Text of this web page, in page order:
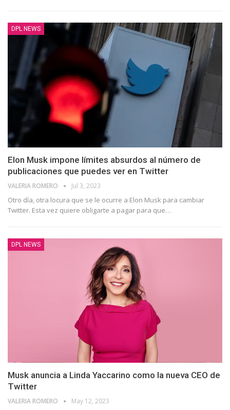
DPL NEWS
Elon Musk impone límites absurdos al número de
publicaciones que puedes ver en Twitter
VALERIA ROMERO Jul 3, 2023
Otro día, otra locura que se le ocurre a Elon Musk para cambiar
Twitter. Esta vez quiere obligarte a pagar para que…
DPL NEWS
Musk anuncia a Linda Yaccarino como la nueva CEO de
Twitter
VALERIA ROMERO May 12, 2023